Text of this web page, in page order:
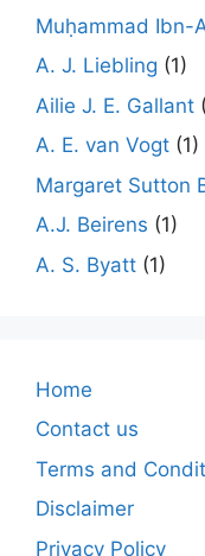
Muḥammad Ibn-
A. J. Liebling (1)
Ailie J. E. Gallant
A. E. van Vogt (1)
Margaret Sutton
A.J. Beirens (1)
A. S. Byatt (1)
Home
Contact us
Terms and
Disclaimer
Privacy Policy